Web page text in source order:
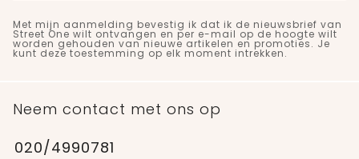
Met mijn aanmelding bevestig ik dat ik de nieuwsbrief van
Street One wilt ontvangen en per e-mail op de hoogte wilt
worden gehouden van nieuwe artikelen en promoties. Je
kunt deze toestemming op elk moment intrekken.
Neem contact met ons op
020/4990781